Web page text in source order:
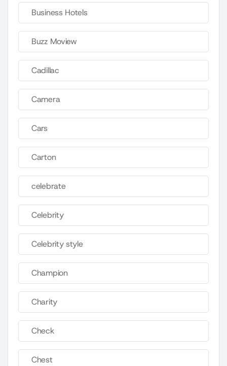
Business Hotels
Buzz Moview
Cadillac
Camera
Cars
Carton
celebrate
Celebrity
Celebrity style
Champion
Charity
Check
Chest